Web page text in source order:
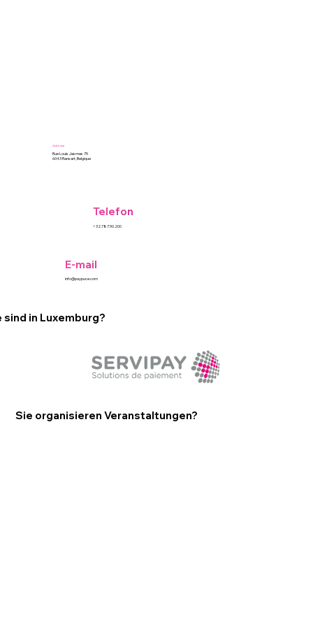
E-mail
info@paypuce.com
sind in Luxemburg?
Sie organisieren Veranstaltungen?
Adresse
Rue Louis Jasmes 75
6043 Ransart, Belgique
Telefon
+32.787.90.200